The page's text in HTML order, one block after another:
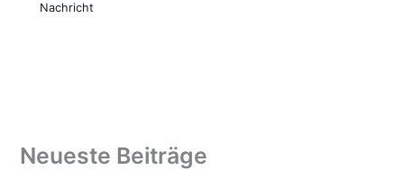
Nachricht
Neueste Beiträge